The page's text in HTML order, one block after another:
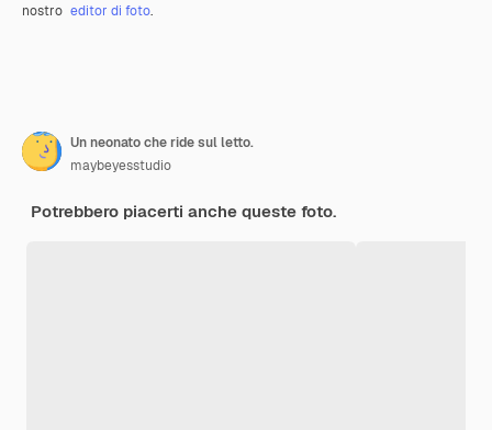
nostro editor di foto.
Un neonato che ride sul letto.
maybeyesstudio
Potrebbero piacerti anche queste foto.